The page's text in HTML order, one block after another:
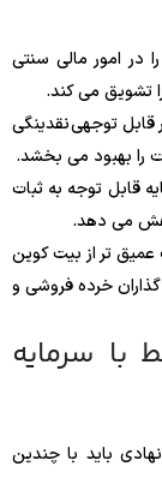
در امور مالی سنتی
تشویق می کند.
قابل توجهی نقدینگی
را بهبود می بخشد.
قابل توجه به ثبات
می دهد.
تر از بیت کوین
خرده فروشی و
سرمایه
باید با چندین